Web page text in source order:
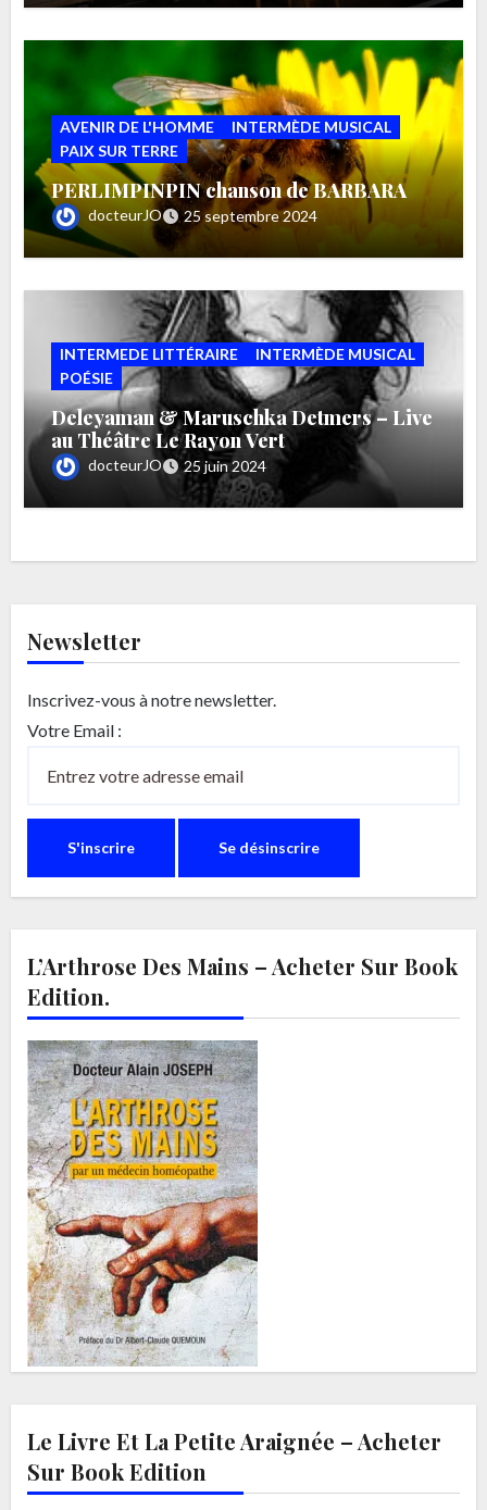
AVENIR DE L'HOMME
INTERMÈDE MUSICAL
PAIX SUR TERRE
PERLIMPINPIN chanson de BARBARA
docteurJO 25 septembre 2024
INTERMEDE LITTÉRAIRE
INTERMÈDE MUSICAL
POÉSIE
Deleyaman & Maruschka Detmers – Live
au Théâtre Le Rayon Vert
docteurJO 25 juin 2024
Newsletter
Inscrivez-vous à notre newsletter.
Votre Email :
L’Arthrose Des Mains – Acheter Sur Book
Edition.
Le Livre Et La Petite Araignée – Acheter
Sur Book Edition